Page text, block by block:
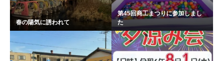
春の陽気に誘われて
第45回商工まつりに参加しまし
た